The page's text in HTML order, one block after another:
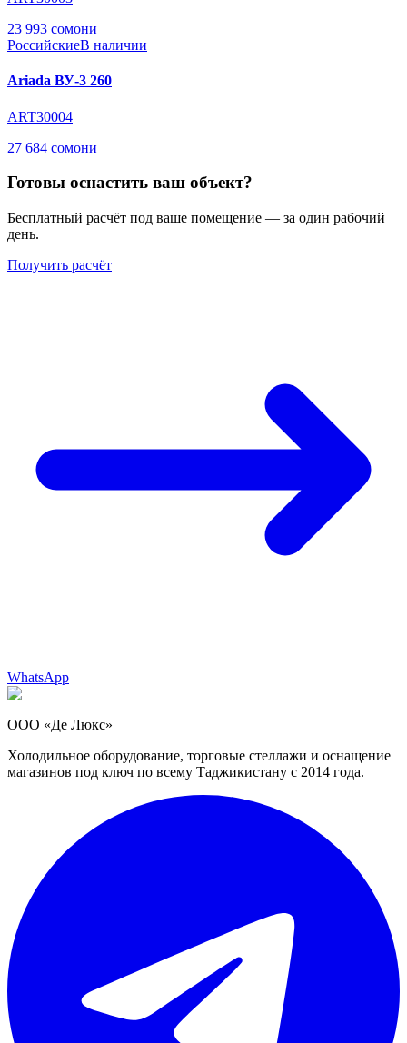
23 993 сомони
РоссийскиеВ наличии
Ariada ВУ-3 260
ART30004
27 684 сомони
Готовы оснастить ваш объект?
Бесплатный расчёт под ваше помещение — за один рабочий
день.
Получить расчёт
WhatsApp
ООО «Де Люкс»
Холодильное оборудование, торговые стеллажи и оснащение
магазинов под ключ по всему Таджикистану с 2014 года.